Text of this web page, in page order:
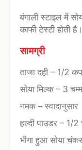
बंगाली स्‍टाइल में
काफी टेस्‍टी होती है।
सामग्री
ताजा दही– 1/2 कप
सोया मिल्क– 3
नमक–स्वादानुसार
हल्दी पाउडर – 1/2
भीगा हुआ सोया